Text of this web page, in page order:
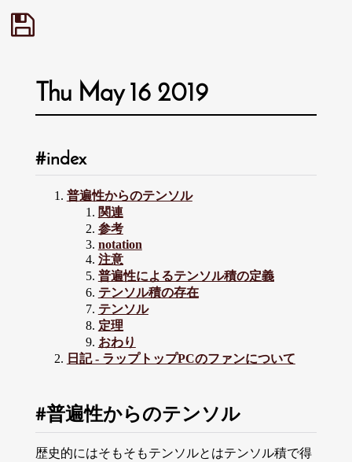
Thu May 16 2019
index
普遍性からのテンソル
関連
参考
notation
注意
普遍性によるテンソル積の定義
テンソル積の存在
テンソル
定理
おわり
日記 - ラップトップPCのファンについて
普遍性からのテンソル
歴史的にはそもそもテンソルとはテンソル積で得